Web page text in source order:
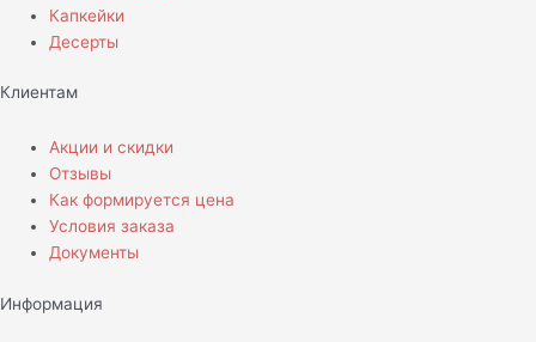
Капкейки
Десерты
Клиентам
Акции и скидки
Отзывы
Как формируется цена
Условия заказа
Документы
Информация